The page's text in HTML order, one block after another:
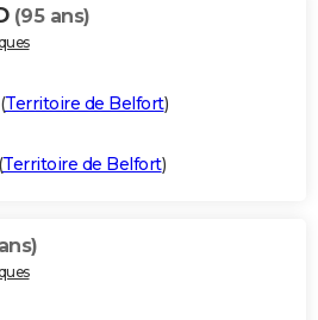
(95 ans)
Territoire de Belfort)
Territoire de Belfort)